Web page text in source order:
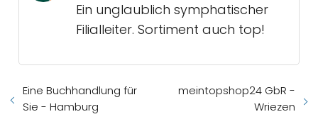
Ein unglaublich symphatischer
Filialleiter. Sortiment auch top!
Eine Buchhandlung für
Sie - Hamburg
meintopshop24 GbR -
Wriezen